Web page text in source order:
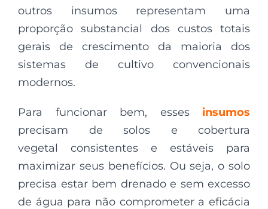
outros insumos representam uma
proporção substancial dos custos totais
gerais de crescimento da maioria dos
sistemas de cultivo convencionais
modernos.
Para funcionar bem, esses insumos
precisam de solos e cobertura
vegetal consistentes e estáveis ​​para
maximizar seus benefícios. Ou seja, o solo
precisa estar bem drenado e sem excesso
de água para não comprometer a eficácia